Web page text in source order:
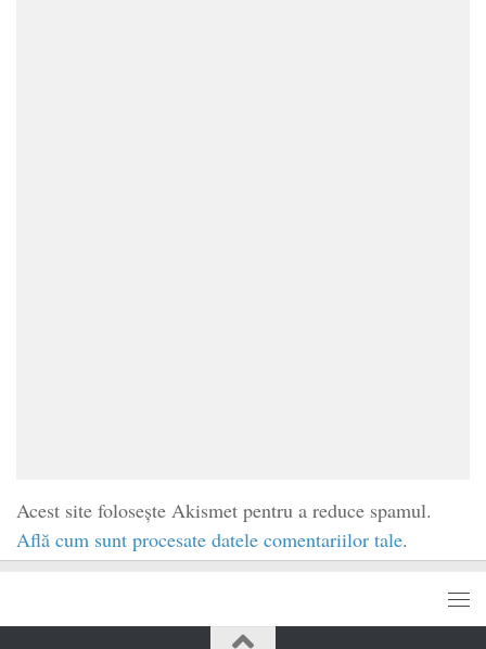
Acest site folosește Akismet pentru a reduce spamul.
Află cum sunt procesate datele comentariilor tale.